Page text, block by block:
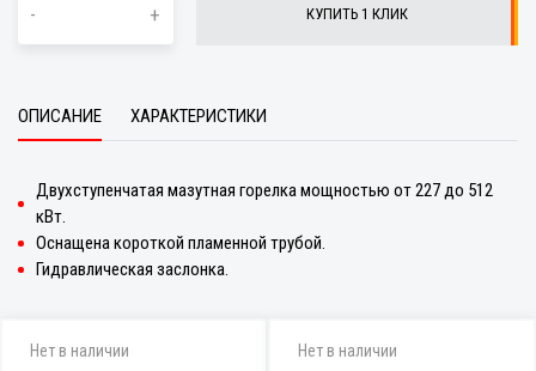
- + КУПИТЬ 1 КЛИК
ОПИСАНИЕ ХАРАКТЕРИСТИКИ
Двухступенчатая мазутная горелка мощностью от 227 до 512
кВт.
Оснащена короткой пламенной трубой.
Гидравлическая заслонка.
Нет в наличии Нет в наличии